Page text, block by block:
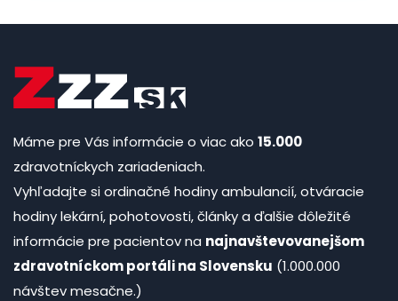
Máme pre Vás informácie o viac ako 15.000
zdravotníckych zariadeniach.
Vyhľadajte si ordinačné hodiny ambulancií, otváracie
hodiny lekární, pohotovosti, články a ďalšie dôležité
informácie pre pacientov na najnavštevovanejšom
zdravotníckom portáli na Slovensku (1.000.000
návštev mesačne.)